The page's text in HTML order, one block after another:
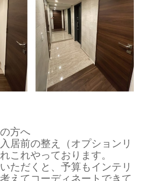
方へ
居前の整え（オプションリ
これやっております。
ただくと、予算もインテリ
えてコーディネートできて